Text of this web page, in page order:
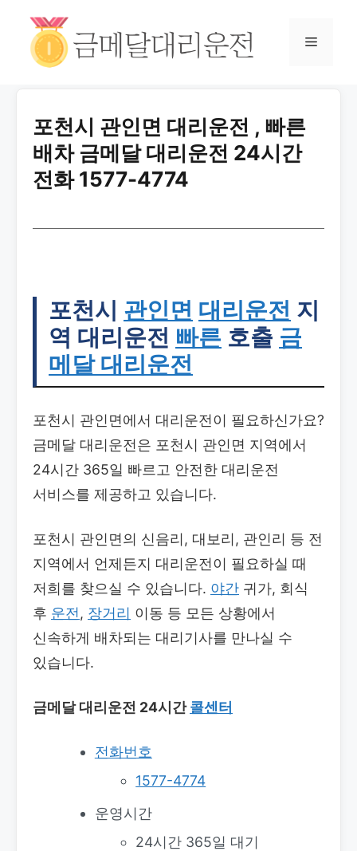
포천시 관인면 대리운전 , 빠른
배차 금메달 대리운전 24시간
전화 1577-4774
포천시 관인면 대리운전 지
역 대리운전 빠른 호출 금
메달 대리운전
포천시 관인면에서 대리운전이 필요하신가요?
금메달 대리운전은 포천시 관인면 지역에서
24시간 365일 빠르고 안전한 대리운전
서비스를 제공하고 있습니다.
포천시 관인면의 신음리, 대보리, 관인리 등 전
지역에서 언제든지 대리운전이 필요하실 때
저희를 찾으실 수 있습니다. 야간 귀가, 회식
후 운전 , 장거리 이동 등 모든 상황에서
신속하게 배차되는 대리기사를 만나실 수
있습니다.
금메달 대리운전 24시간콜센터
전화번호
1577-4774
운영시간
24시간 365일 대기